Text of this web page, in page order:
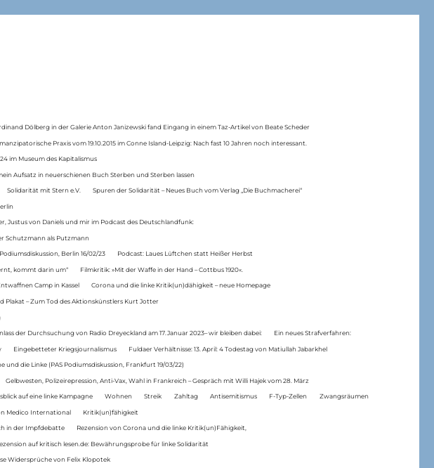
Dölberg in der Galerie Anton Janizewski fand Eingang in einem Taz-Artikel von Beate Scheder
Praxis vom 19.10.2015 im Conne Island-Leipzig: Nach fast 10 Jahren noch interessant.
im Museum des Kapitalismus
Aufsatz in neuerschienen Buch Sterben und Sterben lassen
Solidarität mit Stern e.V. Spuren der Solidarität – Neues Buch vom Verlag „Die Buchmacherei“
Justus von Daniels und mir im Podcast des Deutschlandfunk:
Schutzmann als Putzmann
Berlin 16/02/23 Podcast: Laues Lüftchen statt Heißer Herbst
kommt darin um“ Filmkritik: »Mit der Waffe in der Hand – Cottbus 1920«.
Camp in Kassel Corona und die linke Kritik(un)dähigkeit – neue Homepage
Plakat – Zum Tod des Aktionskünstlers Kurt Jotter
der Durchsuchung von Radio Dreyeckland am 17.Januar 2023– wir bleiben dabei: Ein neues Strafverfahren:
Eingebetteter Kriegsjournalismus Fuldaer Verhältnisse: 13. April: 4 Todestag von Matiul­lah Jabarkhel
und die Linke (PAS Podiumsdiskussion, Frankfurt 19/03/22)
Gelbwesten, Polizeirepression, Anti-Vax, Wahl in Frankreich – Gespräch mit Willi Hajek vom 28. März
auf eine linke Kampagne Wohnen Streik Zahltag Antisemitismus F-Typ-Zellen Zwangsräumen
Medico International Kritik(un)fähigkeit
in der Impfdebatte Rezension von Corona und die linke Kritik(un)Fähigkeit,
auf kritisch lesen.de: Bewährungsprobe für linke Solidarität
Widersprüche von Felix Klopotek